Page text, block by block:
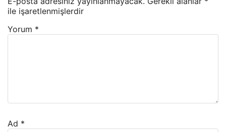
ile işaretlenmişlerdir
Yorum *
Ad *